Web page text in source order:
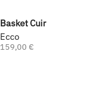
Basket Cuir
Ecco
159,00 €